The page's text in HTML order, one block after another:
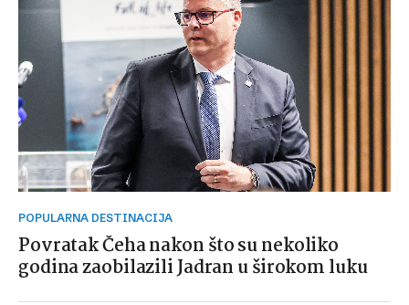
POPULARNA DESTINACIJA
Povratak Čeha nakon što su nekoliko
godina zaobilazili Jadran u širokom luku